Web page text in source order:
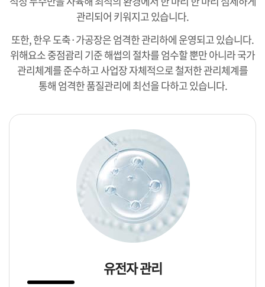
관리되어 키워지고 있습니다.
또한, 한우 도축·가공장은 엄격한 관리하에 운영되고 있습니다.
위해요소 중점괌리 기준 해썹의 절차를 엄수할 뿐만 아니라 국가
관리체계를 준수하고 사업장 자체적으로 철저한 관리체계를
통해 엄격한 품질관리에 최선을 다하고 있습니다.
유전자 관리